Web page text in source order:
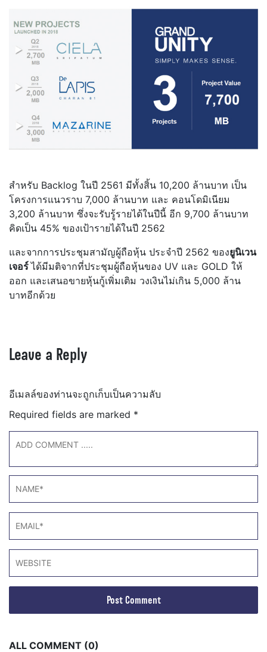
สำหรับ Backlog ในปี 2561 มีทั้งสิ้น 10,200 ล้านบาท เป็น
โครงการแนวราบ 7,000 ล้านบาท และ คอนโดมิเนียม
3,200 ล้านบาท ซึ่งจะรับรู้รายได้ในปีนี้ อีก 9,700 ล้านบาท
คิดเป็น 45% ของเป้ารายได้ในปี 2562
และจากการประชุมสามัญผู้ถือหุ้น ประจำปี 2562 ของยูนิเวน
เจอร์ได้มีมติจากที่ประชุมผู้ถือหุ้นของ UV และ GOLD ให้
ออก และเสนอขายหุ้นกู้เพิ่มเติม วงเงินไม่เกิน 5,000 ล้าน
บาทอีกด้วย
Leave a Reply
อีเมลล์ของท่านจะถูกเก็บเป็นความลับ
Required fields are marked *
ALL COMMENT (0)